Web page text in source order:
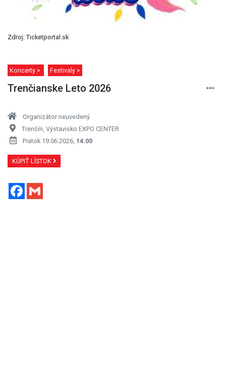
Zdroj: Ticketportal.sk
Koncerty > Festivaly >
Trenčianske Leto 2026
Organizátor neuvedený
Trenčín, Výstavisko EXPO CENTER
Piatok 19.06.2026, 14:00
KÚPIŤ LÍSTOK
Facebook